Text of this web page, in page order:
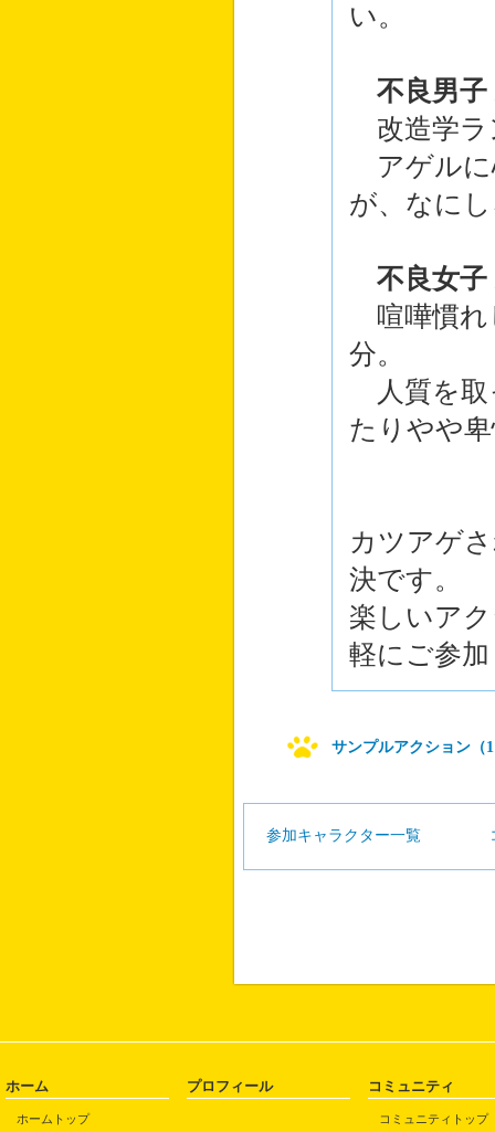
い。
不良男子
改造学ラ
アゲルに
が、なに
不良女子
喧嘩慣れ
分。
人質を取
たりやや
カツアゲ
決です。
楽しいア
軽にご参
サンプルアクション（
参加キャラクター一覧
ホーム
ホームトップ
プロフィール コミュニティ
コミュニティトップ